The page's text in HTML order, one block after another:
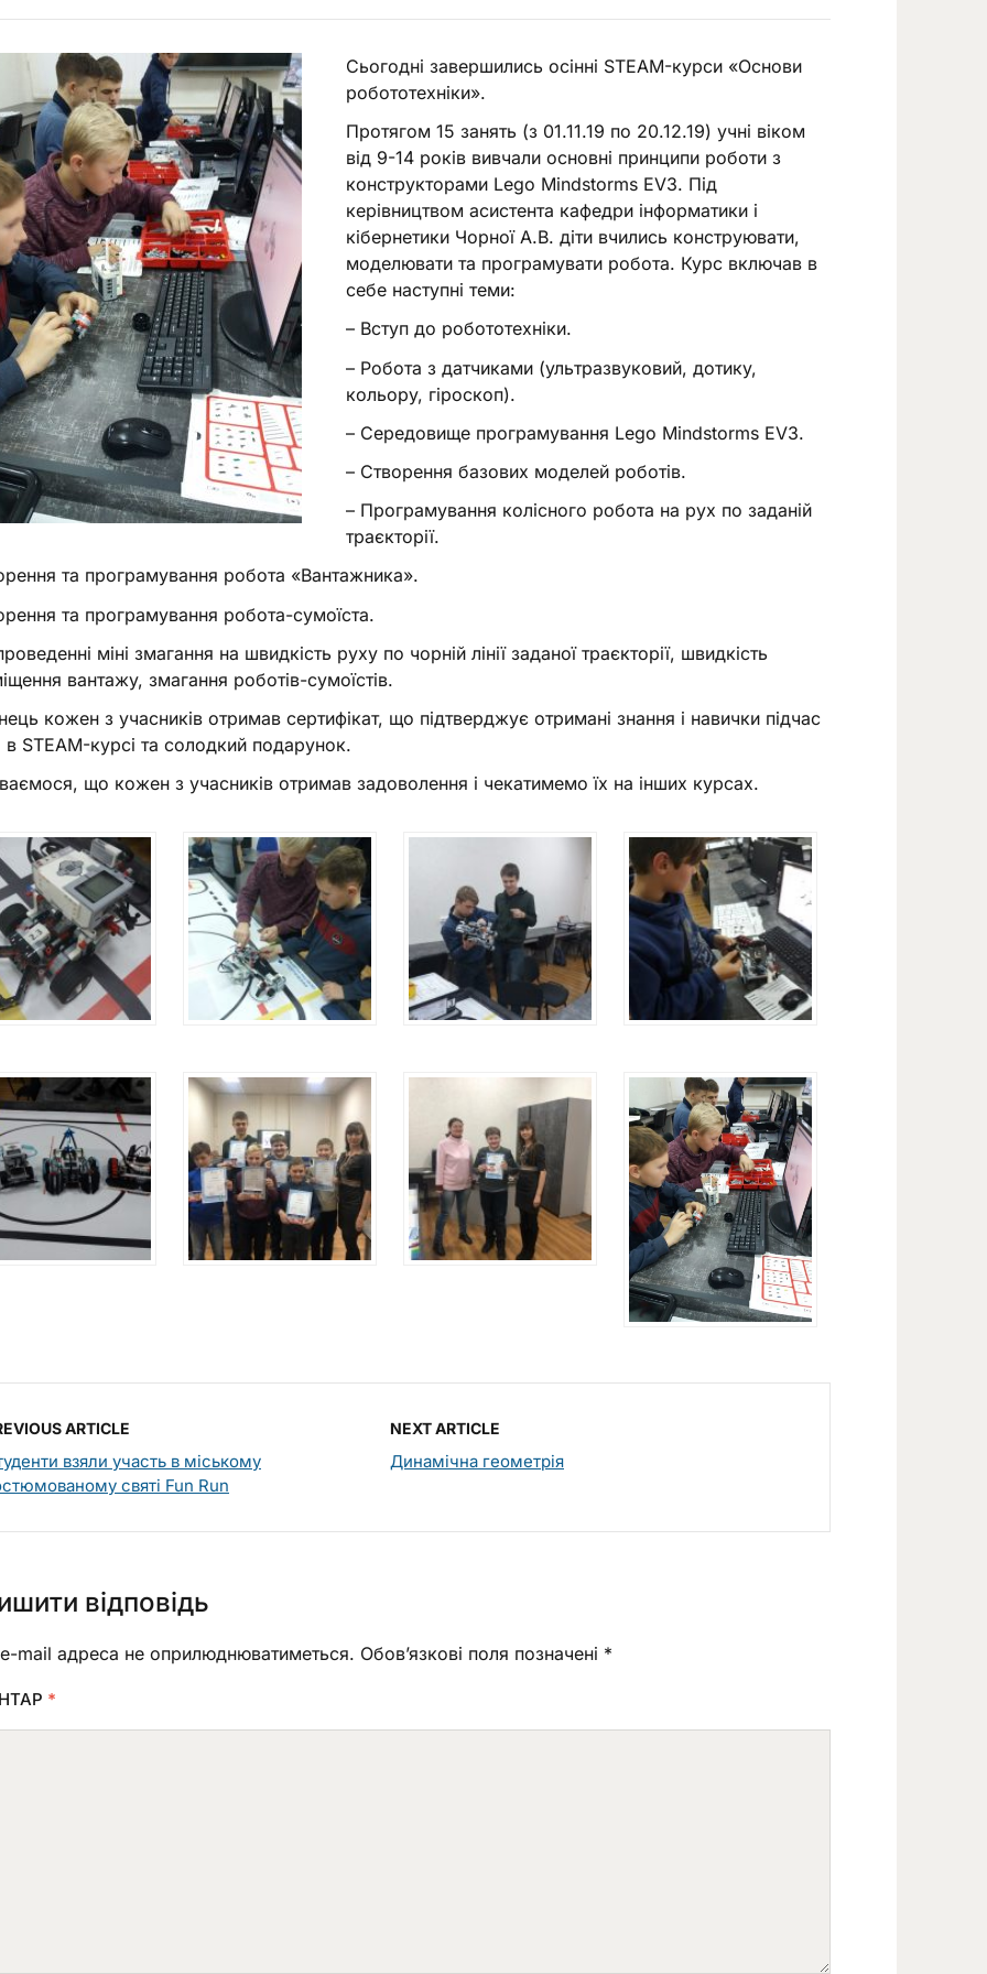
Сьогодні завершились осінні STEAM-курси «Основи
робототехніки».
Протягом 15 занять (з 01.11.19 по 20.12.19) учні віком
від 9-14 років вивчали основні принципи роботи з
конструкторами Lego Mindstorms EV3. Під
керівництвом асистента кафедри інформатики і
кібернетики Чорної А.В. діти вчились конструювати,
моделювати та програмувати робота. Курс включав в
себе наступні теми:
– Вступ до робототехніки.
– Робота з датчиками (ультразвуковий, дотику,
кольору, гіроскоп).
– Середовище програмування Lego Mindstorms EV3.
– Створення базових моделей роботів.
– Програмування колісного робота на рух по заданій
траєкторії.
та програмування робота «Вантажника».
та програмування робота-сумоїста.
міні змагання на швидкість руху по чорній лінії заданої траєкторії, швидкість
вантажу, змагання роботів-сумоїстів.
кожен з учасників отримав сертифікат, що підтверджує отримані знання і навички підчас
в STEAM-курсі та солодкий подарунок.
що кожен з учасників отримав задоволення і чекатимемо їх на інших курсах.
ARTICLE
взяли участь в міському
святі Fun Run
NEXT ARTICLE
Динамічна геометрія
відповідь
mail адреса не оприлюднюватиметься. Обов’язкові поля позначені *
*